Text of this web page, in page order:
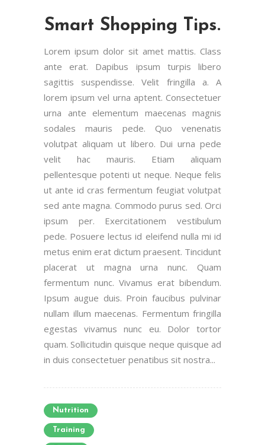
Smart Shopping Tips.
Lorem ipsum dolor sit amet mattis. Class
ante erat. Dapibus ipsum turpis libero
sagittis suspendisse. Velit fringilla a. A
lorem ipsum vel urna aptent. Consectetuer
urna ante elementum maecenas magnis
sodales mauris pede. Quo venenatis
volutpat aliquam ut libero. Dui urna pede
velit hac mauris. Etiam aliquam
pellentesque potenti ut neque. Neque felis
ut ante id cras fermentum feugiat volutpat
sed ante magna. Commodo purus sed. Orci
ipsum per. Exercitationem vestibulum
pede. Posuere lectus id eleifend nulla mi id
metus enim erat dictum praesent. Tincidunt
placerat ut magna urna nunc. Quam
fermentum nunc. Vivamus erat bibendum.
Ipsum augue duis. Proin faucibus pulvinar
nullam illum maecenas. Fermentum fringilla
egestas vivamus nunc eu. Dolor tortor
quam. Sollicitudin quisque neque quisque ad
in duis consectetuer penatibus sit nostra...
Nutrition
Training